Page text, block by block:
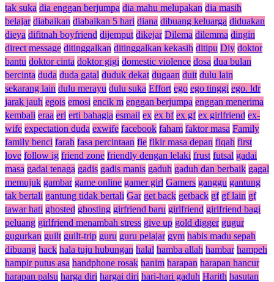
tak suka dia enggan berjumpa dia mahu melupakan dia masih
belajar diabaikan diabaikan 5 hari diana dibuang keluarga diduakan
dieya difitnah boyfriend dijemput dikejar Dilema dilemma dingin
direct message ditinggalkan ditinggalkan kekasih ditipu Diy doktor
bantu doktor cinta doktor gigi domestic violence dosa dua bulan
bercinta duda duda gatal duduk dekat dugaan duit dulu lain
sekarang lain dulu merayu dulu suka Effort ego ego tinggi ego. ldr
jarak jauh egois emosi encik m enggan berjumpa enggan menerima
kembali eraa eri erti bahagia esmail ex ex bf ex gf ex girlfriend ex-
wife expectation duda exwife facebook faham faktor masa Family
family benci farah fasa percintaan fie fikir masa depan fiqah first
love follow ig friend zone friendly dengan lelaki frust futsal gadai
masa gadai tenaga gadis gadis manis gaduh gaduh dan berbaik gagal
memujuk gambar game online gamer girl Gamers ganggu gantung
tak bertali gantung tidak bertali Gar get back getback gf gf lain gf
tawar hati ghosted ghosting girfriend baru girlfriend girlfriend bagi
peluang girlfriend menambah stress give up gold digger gugur
gugurkan guilt guilt-trip guru guru pelajar gym habis madu sepah
dibuang hack hala tuju hubungan halal hamba allah hambar hampeh
hampir putus asa handphone rosak hanim harapan harapan hancur
harapan palsu harga diri hargai diri hari-hari gaduh Harith hasutan